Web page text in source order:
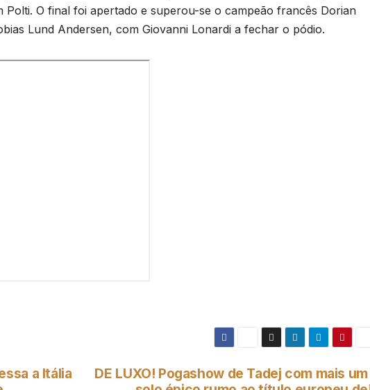
Polti. O final foi apertado e superou-se o campeão francês Dorian
Lund Andersen, com Giovanni Lonardi a fechar o pódio.
DE LUXO! Pogashow de Tadej com mais um
a Itália